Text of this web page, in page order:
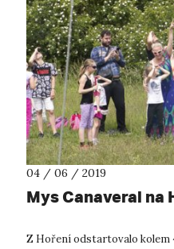
04 / 06 / 2019
Mys Canaveral na
Z Hoření odstartovalo kolem